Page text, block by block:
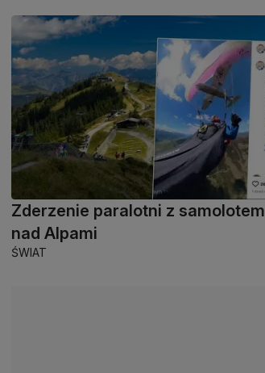
Zderzenie paralotni z samolotem
nad Alpami
ŚWIAT